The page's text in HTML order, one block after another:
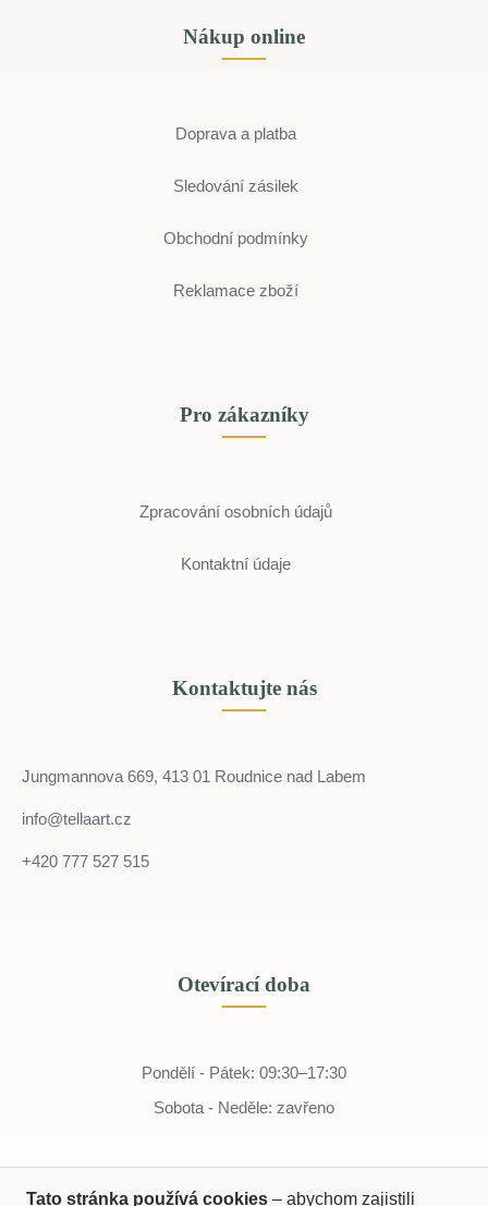
Nákup online
Doprava a platba
Sledování zásilek
Obchodní podmínky
Reklamace zboží
Pro zákazníky
Zpracování osobních údajů
Kontaktní údaje
Kontaktujte nás
Jungmannova 669, 413 01 Roudnice nad Labem
info@tellaart.cz
+420 777 527 515
Otevírací doba
Pondělí - Pátek: 09:30–17:30
Sobota - Neděle: zavřeno
Tato stránka používá cookies – abychom zajistili